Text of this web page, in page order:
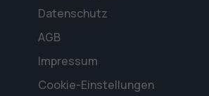
Datenschutz
AGB
Impressum
Cookie-Einstellungen